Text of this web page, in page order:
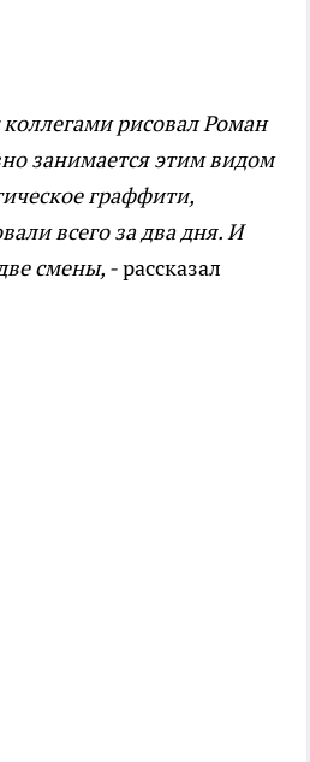
рисовал Роман
занимается этим видом
граффити,
всего за два дня. И
смены, -рассказал